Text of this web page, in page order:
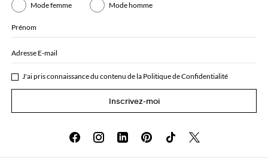
Mode femme Mode homme
Prénom
Adresse E-mail
J'ai pris connaissance du contenu de la Politique de Confidentialité
Inscrivez-moi